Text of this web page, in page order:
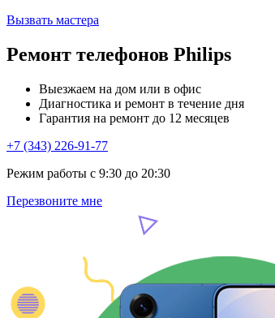
Вызвать мастера
Ремонт телефонов Philips
Выезжаем на дом или в офис
Диагностика и ремонт в течение дня
Гарантия на ремонт до 12 месяцев
+7 (343) 226-91-77
Режим работы с 9:30 до 20:30
Перезвоните мне